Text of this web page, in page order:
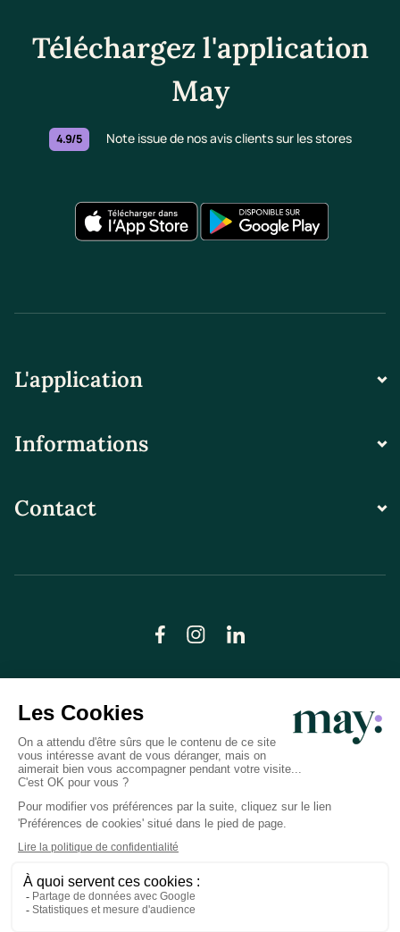
Téléchargez l'application
May
4.9/5 Note issue de nos avis clients sur les stores
L'application
Informations
Contact
© LN CARE 2026
Politique de confidentialité
Conditions générales d’utilisation
Plan du site
Crédits photos